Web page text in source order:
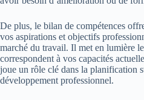
De plus, le bilan de compétences
vos aspirations et objectifs
marché du travail. Il met en lumière
correspondent à vos capacités
joue un rôle clé dans la planification
développement professionnel.